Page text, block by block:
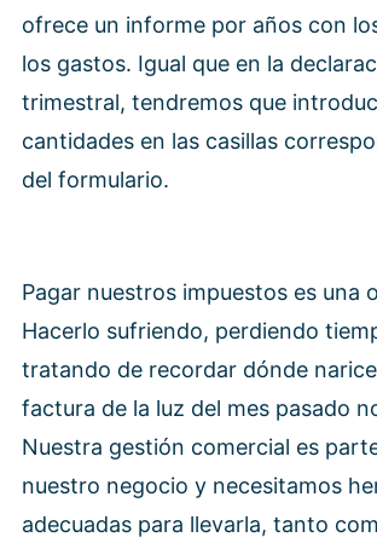
ofrece un informe por años con
los gastos. Igual que en la
trimestral, tendremos que
cantidades en las casillas
del formulario.
Pagar nuestros impuestos es una
Hacerlo sufriendo, perdiendo
tratando de recordar dónde
factura de la luz del mes pasado
Nuestra gestión comercial es
nuestro negocio y necesitamos
adecuadas para llevarla, tanto